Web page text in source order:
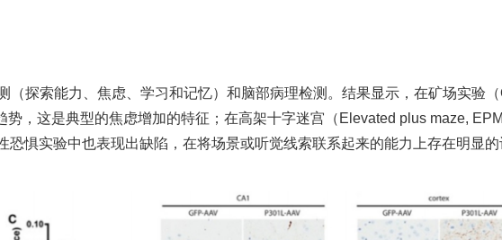
探索能力、焦虑、学习和记忆）和脑部病理检测。结果显示，在矿场实验（
，这是典型的焦虑增加的特征；在高架十字迷宫（Elevated plus maze,
惧实验中也表现出缺陷，在将场景或听觉线索联系起来的能力上存在明显的